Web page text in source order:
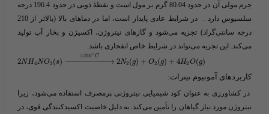
جرم مولی آن در حدود 80.04 گرم بر مول است و نقطۀ ذوبی در حدود 196.4 درجه
سلسیوس دارد . در شرایط عادی پایدار است، اما در دماهای بالا (بالاتر از 210
درجه سانتی‌گراد) تجزیه می‌شود و گازهای نیتروژن، اکسیژن و بخار آب تولید
می‌کند. این تجزیه می‌تواند در شرایط خاص انفجاری باشد.
2NH4NO3 (s) − →
−−−−−−−−−
>210∘C
2N2 (g) + O2 (g) + 4H2 O(g)
کاربردهای آمونیوم نیترات:
در کشاورزی به عنوان کود شیمیایی نیتروژنی پرمصرف استفاده می‌شود، زیرا
نیتروژن مورد نیاز گیاهان را تأمین می‌کند. به دلیل خاصیت اکسیدکنندگی قوی، در